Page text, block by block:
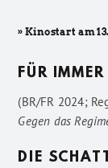
» Kinostart am
FÜR IMMER
(BR/FR 2024;
Gegen das
DIE